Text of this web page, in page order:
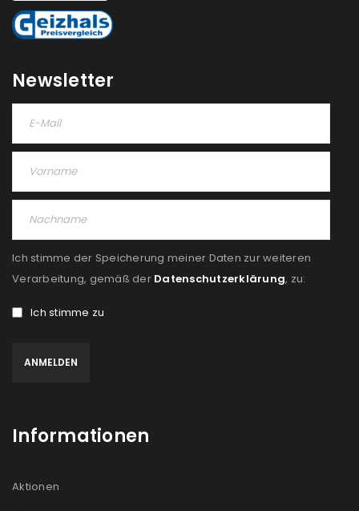
Newsletter
Ich stimme der Speicherung meiner Daten zur weiteren
Verarbeitung, gemäß der Datenschutzerklärung, zu:
Ich stimme zu
Informationen
Aktionen